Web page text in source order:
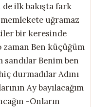
ilk bakışta fark
uğramaz
bir keresinde
Ben küçüğüm
Benim ben
durmadılar Adını
Ay bayılacağım
-Onların